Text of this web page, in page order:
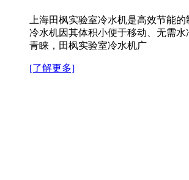
上海田枫实验室冷水机是高效节能
冷水机因其体积小便于移动、无需水
青睐，田枫实验室冷水机广
[了解更多]